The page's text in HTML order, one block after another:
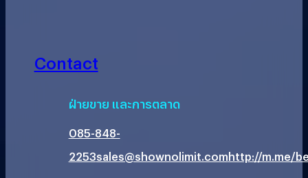
Contact
ฝ่ายขาย และการตลาด
085-848-
2253sales@shownolimit.comhttp://m.me/